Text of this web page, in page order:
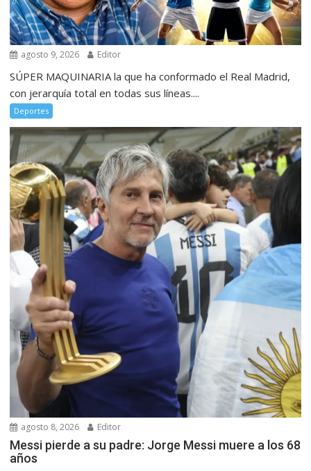
agosto 9, 2026 Editor
SÚPER MAQUINARIA la que ha conformado el Real Madrid,
con jerarquía total en todas sus líneas....
Deportes
agosto 8, 2026 Editor
Messi pierde a su padre: Jorge Messi muere a los 68
años